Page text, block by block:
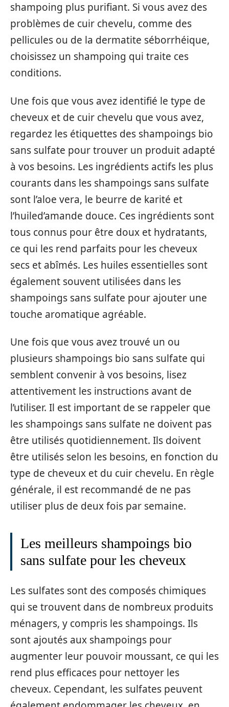
shampoing plus purifiant. Si vous avez des
problèmes de cuir chevelu, comme des
pellicules ou de la dermatite séborrhéique,
choisissez un shampoing qui traite ces
conditions.
Une fois que vous avez identifié le type de
cheveux et de cuir chevelu que vous avez,
regardez les étiquettes des shampoings bio
sans sulfate pour trouver un produit adapté
à vos besoins. Les ingrédients actifs les plus
courants dans les shampoings sans sulfate
sont l’aloe vera, le beurre de karité et
l’huiled’amande douce. Ces ingrédients sont
tous connus pour être doux et hydratants,
ce qui les rend parfaits pour les cheveux
secs et abîmés. Les huiles essentielles sont
également souvent utilisées dans les
shampoings sans sulfate pour ajouter une
touche aromatique agréable.
Une fois que vous avez trouvé un ou
plusieurs shampoings bio sans sulfate qui
semblent convenir à vos besoins, lisez
attentivement les instructions avant de
l’utiliser. Il est important de se rappeler que
les shampoings sans sulfate ne doivent pas
être utilisés quotidiennement. Ils doivent
être utilisés selon les besoins, en fonction du
type de cheveux et du cuir chevelu. En règle
générale, il est recommandé de ne pas
utiliser plus de deux fois par semaine.
Les meilleurs shampoings bio
sans sulfate pour les cheveux
Les sulfates sont des composés chimiques
qui se trouvent dans de nombreux produits
ménagers, y compris les shampoings. Ils
sont ajoutés aux shampoings pour
augmenter leur pouvoir moussant, ce qui les
rend plus efficaces pour nettoyer les
cheveux. Cependant, les sulfates peuvent